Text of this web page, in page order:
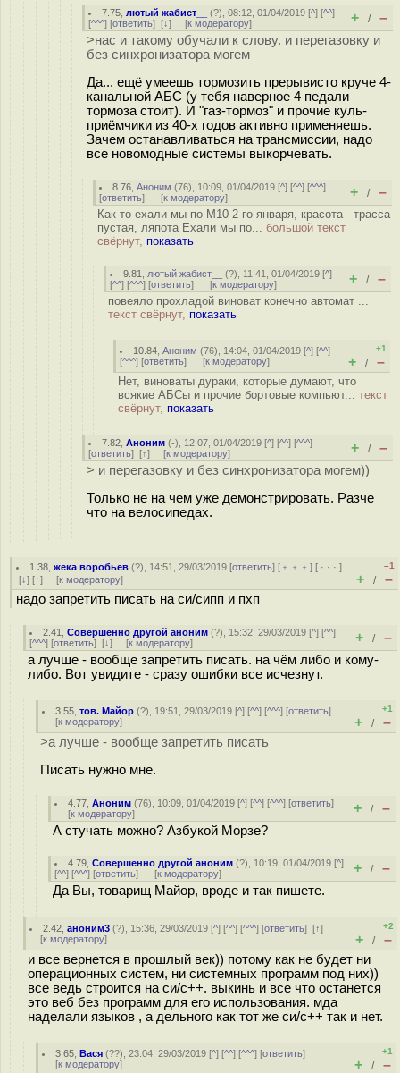
7.75 ,лютый жабист__ (?), 08:12, 01/04/2019 [^] [^^]
[^^^] [ответить] [↓] [к модератору] + / –
>нас и такому обучали к слову. и перегазовку и
без синхронизатора могем
Да... ещё умеешь тормозить прерывисто круче 4-
канальной АБС (у тебя наверное 4 педали
тормоза стоит). И "газ-тормоз" и прочие куль-
приёмчики из 40-х годов активно применяешь.
Зачем останавливаться на трансмиссии, надо
все новомодные системы выкорчевать.
8.76 ,Аноним (76), 10:09, 01/04/2019 [^] [^^] [^^^]
[ответить] [к модератору] + / –
Как-то ехали мы по М10 2-го января, красота - трасса
пустая, ляпота Ехали мы по... большой текст
свёрнут, показать
9.81 лютый жабист__ (?), 11:41, 01/04/2019 [^]
[^^] [^^^] [ответить] [к модератору] + / –
повеяло прохладой виноват конечно автомат ...
текст свёрнут, показать
10.84 ,Аноним (76), 14:04, 01/04/2019 [^] [^^]
[^^^] [ответить] [к модератору]
+1
+ / –
Нет, виноваты дураки, которые думают, что
всякие АБСы и прочие бортовые компьют... текст
свёрнут, показать
7.82 ,Аноним (-), 12:07, 01/04/2019 [^] [^^] [^^^]
[ответить] [↑] [к модератору] + / –
> и перегазовку и без синхронизатора могем))
Только не на чем уже демонстрировать. Разче
что на велосипедах.
1.38 ,жека воробьев (?), 14:51, 29/03/2019 [ответить] [ ﹢﹢﹢] [ · · ·]
[↓] [↑] [к модератору]
–1
+ / –
надо запретить писать на си/сипп и пхп
2.41 ,Совершенно другой аноним (?), 15:32, 29/03/2019 [^] [^^]
[^^^] [ответить] [↓] [к модератору] + / –
а лучше - вообще запретить писать. на чём либо и кому-
либо. Вот увидите - сразу ошибки все исчезнут.
3.55 ,тов. Майор (?), 19:51, 29/03/2019 [^] [^^] [^^^] [ответить]
[к модератору]
+1
+ / –
>а лучше - вообще запретить писать
Писать нужно мне.
4.77 ,Аноним (76), 10:09, 01/04/2019 [^] [^^] [^^^] [ответить]
[к модератору] + / –
А стучать можно? Азбукой Морзе?
4.79 ,Совершенно другой аноним (?), 10:19, 01/04/2019 [^]
[^^] [^^^] [ответить] [к модератору] + / –
Да Вы, товарищ Майор, вроде и так пишете.
2.42 ,аноним3 (?), 15:36, 29/03/2019 [^] [^^] [^^^] [ответить][↑]
[к модератору]
+2
+ / –
и все вернется в прошлый век)) потому как не будет ни
операционных систем, ни системных программ под них))
все ведь строится на си/с++. выкинь и все что останется
это веб без программ для его использования. мда
наделали языков , а дельного как тот же си/с++ так и нет.
3.65 ,Вася (??), 23:04, 29/03/2019 [^] [^^] [^^^] [ответить]
[к модератору]
+1
+ / –